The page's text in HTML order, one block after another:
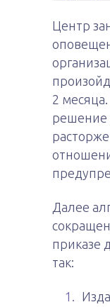
Центр
2
решение
Далее
приказе
так: